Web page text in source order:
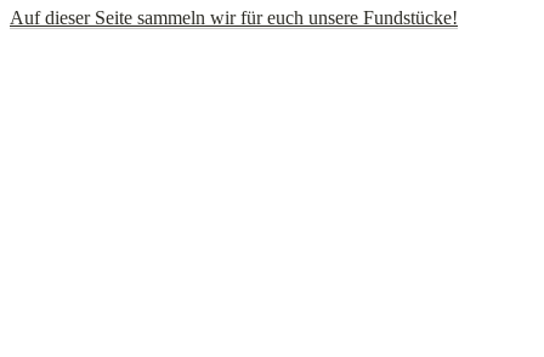
Auf dieser Seite sammeln wir für euch unsere Fundstücke!